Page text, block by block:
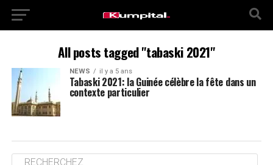
All posts tagged "tabaski 2021"
NEWS il y a 5 ans
Tabaski 2021: la Guinée célèbre la fête dans un
contexte particulier